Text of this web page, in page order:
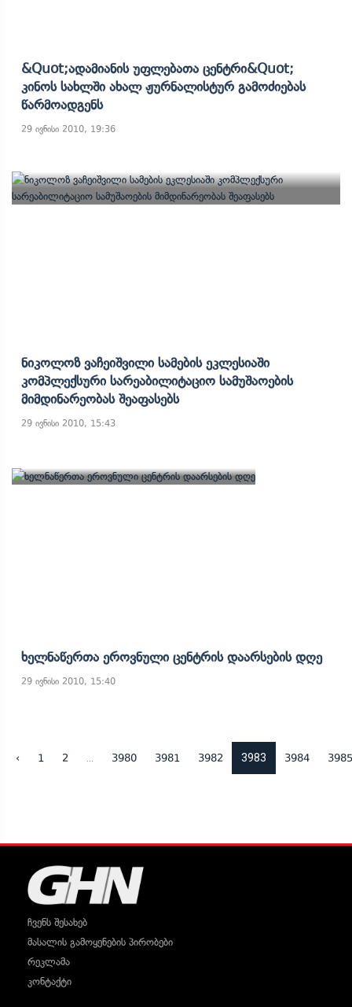
&quot;ადამიანის Უფლებათა Ცენტრი&quot;
Კინოს Სახლში Ახალ Ჟურნალისტურ Გამოძიებას
Წარმოადგენს
29 ივნისი 2010, 19:36
Ნიკოლოზ Ვაჩეიშვილი Სამების Ეკლესიაში
Კომპლექსური Სარეაბილიტაციო Სამუშაოების
Მიმდინარეობას Შეაფასებს
29 ივნისი 2010, 15:43
Ხელნაწერთა Ეროვნული Ცენტრის Დაარსების Დღე
29 ივნისი 2010, 15:40
‹ 1 2 3980 3981 3982 3983 3984 3985
ჩვენს შესახებ
მასალის გამოყენების პირობები
რეკლამა
კონტაქტი